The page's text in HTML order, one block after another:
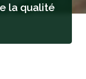
la qualité